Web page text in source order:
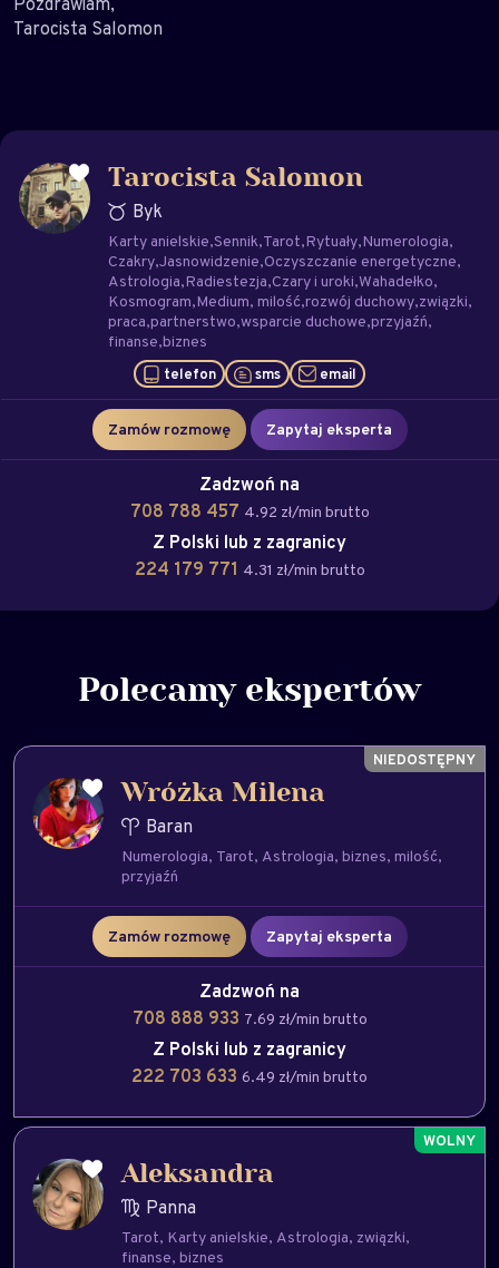
Tarocista Salomon
Tarocista Salomon
Byk
Karty anielskie Sennik Tarot Rytuały Numerologia
Czakry Jasnowidzenie Oczyszczanie energetyczne
Astrologia Radiestezja Czary i uroki Wahadełko
Kosmogram Medium milość rozwój duchowy związki
praca partnerstwo wsparcie duchowe przyjaźń
finanse biznes
telefon sms email
Zamów rozmowę Zapytaj eksperta
Zadzwoń na
708 788 457 4.92 zł/min brutto
Z Polski lub z zagranicy
224 179 771 4.31 zł/min brutto
Polecamy ekspertów
Wróżka Milena
Baran
Numerologia Tarot Astrologia biznes milość
przyjaźń
Zamów rozmowę Zapytaj eksperta
Zadzwoń na
708 888 933 7.69 zł/min brutto
Z Polski lub z zagranicy
222 703 633 6.49 zł/min brutto
Aleksandra
Panna
Tarot Karty anielskie Astrologia związki
finanse biznes